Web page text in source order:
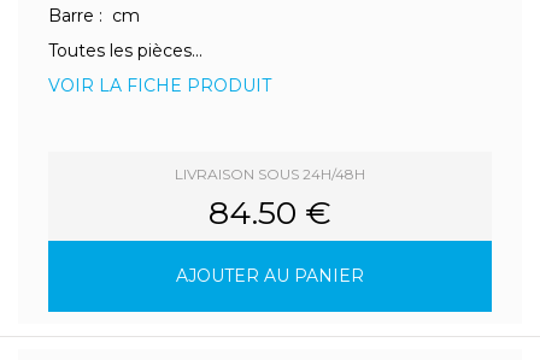
Barre : cm
Toutes les pièces...
VOIR LA FICHE PRODUIT
LIVRAISON SOUS 24H/48H
84.50 €
AJOUTER AU PANIER